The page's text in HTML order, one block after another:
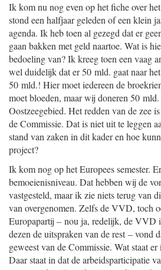
Ik kom nu nog even op het fiche over
stond een halfjaar geleden of een klein
agenda. Ik heb toen al gezegd dat er
gaan bakken met geld naartoe. Wat is
bedoeling van? Ik kreeg toen een vaag
wel duidelijk dat er 50 mld. gaat naar
50 mld.! Hier moet iedereen de
moet bloeden, maar wij doneren 50
Oostzeegebied. Het redden van de zee
de Commissie. Dat is niet uit te leggen
stand van zaken in dit kader en hoe
project?
Ik kom nog op het Europees semester.
bemoeienisniveau. Dat hebben wij de
vastgesteld, maar ik zie niets terug van
van overgenomen. Zelfs de VVD, toch
Europapartij – nou ja, redelijk, de VVD
dezen de uitspraken van de rest – vond
geweest van de Commissie. Wat staat
Daar staat in dat de arbeidsparticipatie